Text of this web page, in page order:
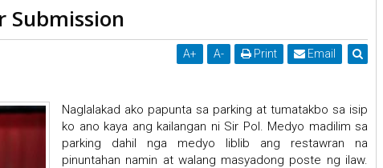
Submission
A+ A- Print Email
Naglalakad ako papunta sa parking at tumatakbo sa isip
ko ano kaya ang kailangan ni Sir Pol. Medyo madilim sa
parking dahil nga medyo liblib ang restawran na
pinuntahan namin at walang masyadong poste ng ilaw.